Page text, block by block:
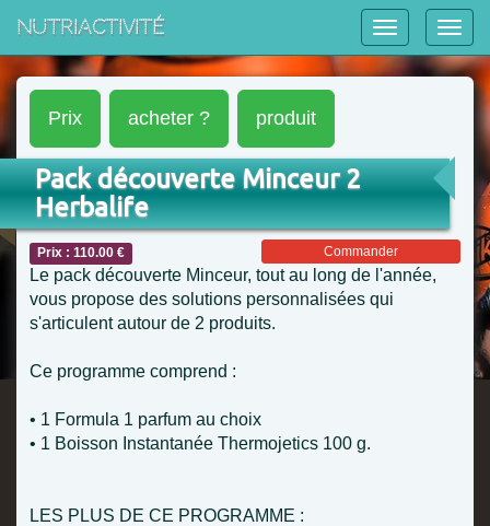
NutriActivité
Prix acheter ? produit
Pack découverte Minceur 2
Herbalife
Prix : 110.00 € Commander
Le pack découverte Minceur, tout au long de l'année,
vous propose des solutions personnalisées qui
s'articulent autour de 2 produits.
Ce programme comprend :
• 1 Formula 1 parfum au choix
• 1 Boisson Instantanée Thermojetics 100 g.
LES PLUS DE CE PROGRAMME :